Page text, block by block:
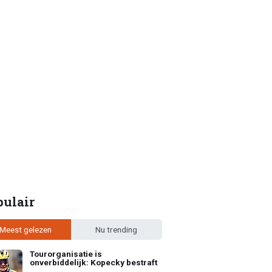
gelezen Nu trending
Tourorganisatie is
onverbiddelijk: Kopecky bestraft